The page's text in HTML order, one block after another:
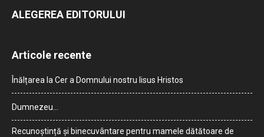
ALEGEREA EDITORULUI
Articole recente
Înălțarea la Cer a Domnului nostru Iisus Hristos
Dumnezeu…
Recunoștință și binecuvântare pentru mamele dătătoare de